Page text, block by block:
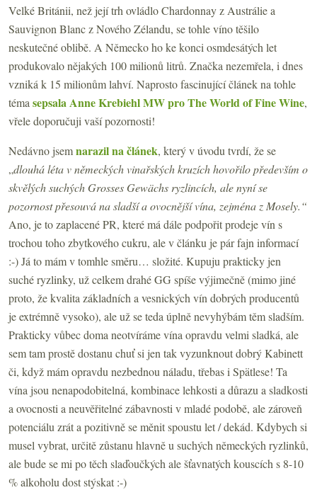
Velké Británii, než její trh ovládlo Chardonnay z Austrálie a
Sauvignon Blanc z Nového Zélandu, se tohle víno těšilo
neskutečné oblibě. A Německo ho ke konci osmdesátých let
produkovalo nějakých 100 milionů litrů. Značka nezemřela, i dnes
vzniká k 15 milionům lahví. Naprosto fascinující článek na tohle
téma sepsala Anne Krebiehl MW pro The World of Fine Wine,
vřele doporučuji vaší pozornosti!
Nedávno jsemnarazil na článek, který v úvodu tvrdí, že se
„dlouhá léta v německých vinařských kruzích hovořilo především o
skvělých suchých Grosses Gewächs ryzlincích, ale nyní se
pozornost přesouvá na sladší a ovocnější vína, zejména z Mosely.“
Ano, je to zaplacené PR, které má dále podpořit prodeje vín s
trochou toho zbytkového cukru, ale v článku je pár fajn informací
:-) Já to mám v tomhle směru… složité. Kupuju prakticky jen
suché ryzlinky, už celkem drahé GG spíše výjimečně (mimo jiné
proto, že kvalita základních a vesnických vín dobrých producentů
je extrémně vysoko), ale už se teda úplně nevyhýbám těm sladším.
Prakticky vůbec doma neotvíráme vína opravdu velmi sladká, ale
sem tam prostě dostanu chuť si jen tak vyzunknout dobrý Kabinett
či, když mám opravdu nezbednou náladu, třebas i Spätlese! Ta
vína jsou nenapodobitelná, kombinace lehkosti a důrazu a sladkosti
a ovocnosti a neuvěřitelné zábavnosti v mladé podobě, ale zároveň
potenciálu zrát a pozitivně se měnit spoustu let / dekád. Kdybych si
musel vybrat, určitě zůstanu hlavně u suchých německých ryzlinků,
ale bude se mi po těch slaďoučkých ale šťavnatých kouscích s 8-10
% alkoholu dost stýskat :-)